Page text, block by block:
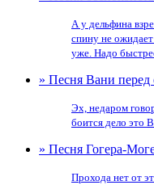
А у дельфина
спину не
уже. Надо
» Песня Вани перед
Эх, недаром
боится дело это
» Песня Гогера-
Прохода нет от